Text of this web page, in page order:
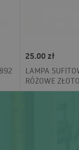
25.00 zł
LAMPA
RÓŻOWE ZŁOTO